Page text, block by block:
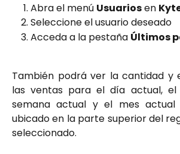
Abra el menú Usuariosen
Seleccione el usuario deseado
Acceda a la pestaña Últimos
También podrá ver la cantidad y
las ventas para el día actual,
semana actual y el mes actual
ubicado en la parte superior del
seleccionado.